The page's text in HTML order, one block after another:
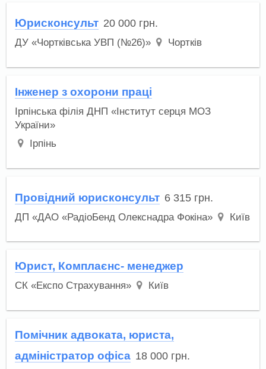
Юрисконсульт 20 000 грн.
ДУ «Чортківська УВП (№26)» Чортків
Інженер з охорони праці
Ірпінська філія ДНП «Інститут серця МОЗ
України»
Ірпінь
Провідний юрисконсульт 6 315 грн.
ДП «ДАО «РадіоБенд Олекснадра Фокіна» Київ
Юрист, Комплаєнс- менеджер
СК «Експо Страхування» Київ
Помічник адвоката, юриста,
адміністратор офіса 18 000 грн.